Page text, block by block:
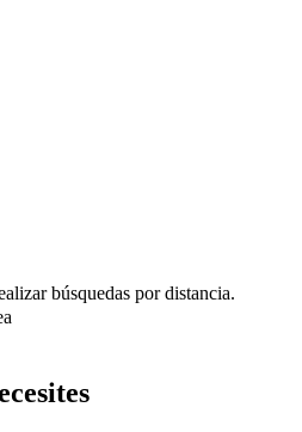
búsquedas por distancia.